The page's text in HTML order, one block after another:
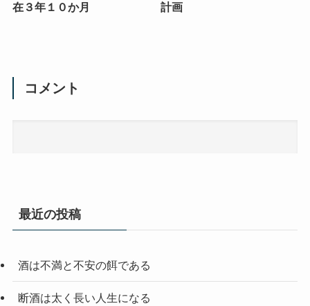
在３年１０か月
計画
コメント
最近の投稿
酒は不満と不安の餌である
断酒は太く長い人生になる